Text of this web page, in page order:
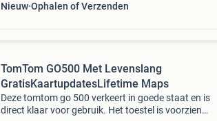
Nieuw Ophalen of Verzenden
TomTom GO500 Met Levenslang
GratisKaartupdatesLifetime Maps
Deze tomtom go 500 verkeert in goede staat en is
direct klaar voor gebruik. Het toestel is voorzien